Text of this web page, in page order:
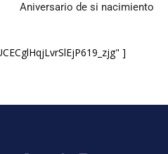
Aniversario de si nacimiento
]